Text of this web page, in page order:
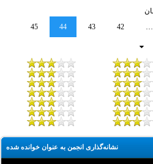
…
42
43
44
45
نشانه‌گذاری انجمن به عنوان خوانده شده